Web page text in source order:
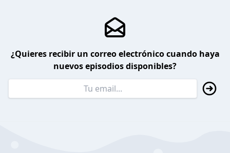
¿Quieres recibir un correo electrónico cuando haya
nuevos episodios disponibles?